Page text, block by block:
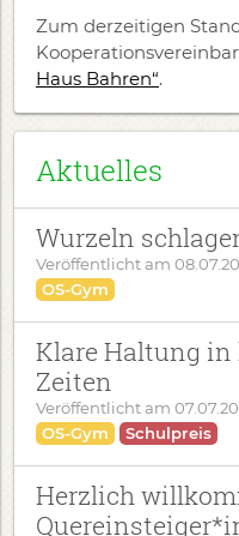
Zum derzeitigen
Haus Bahren“.
Aktuelles
Wurzeln
Veröffentlicht am
OS-Gym
Klare Haltung in
Zeiten
Veröffentlicht am
OS-Gym
Schulpreis
Herzlich